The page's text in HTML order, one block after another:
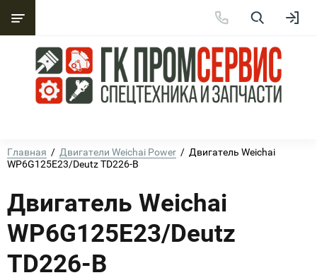
Главная
  /
Двигатели Weichai Power
  /  Двигатель Weichai
WP6G125E23/Deutz TD226-B
Двигатель Weichai
WP6G125E23/Deutz
TD226-B